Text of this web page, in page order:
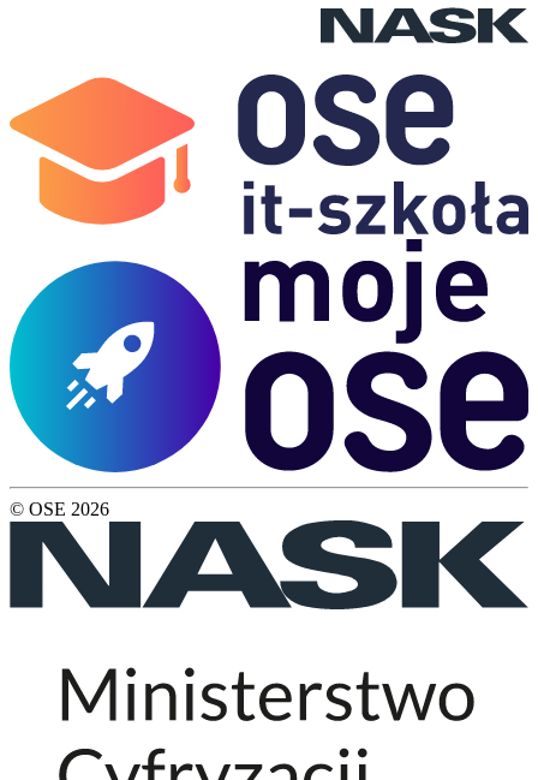
© OSE 2026